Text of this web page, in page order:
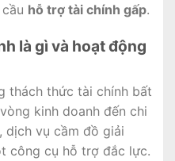
hỗ trợ tài chính gấp.
là gì và hoạt động
thách thức tài chính bất
kinh doanh đến chi
dịch vụ cầm đồ giải
công cụ hỗ trợ đắc lực.